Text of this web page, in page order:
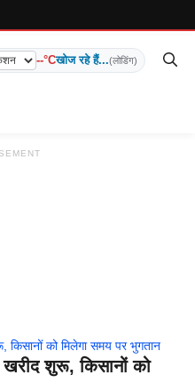
--°Cखोज रहे हैं...(लोडिंग)
शुरू, किसानों को